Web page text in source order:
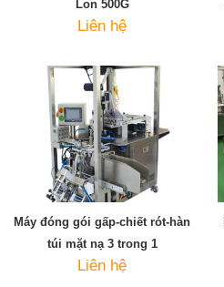
Lon 500G
Liên hệ
Máy đóng gói gấp-chiết rót-hàn
túi mặt nạ 3 trong 1
Liên hệ